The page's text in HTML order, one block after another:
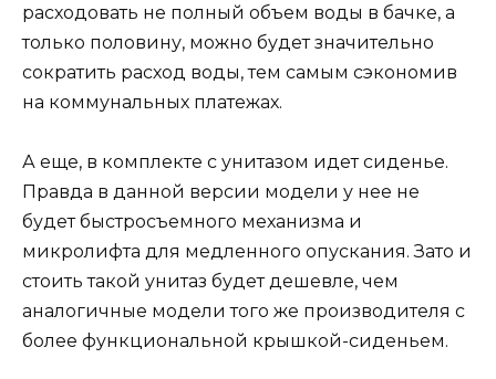
расходовать не полный объем воды в бачке, а
только половину, можно будет значительно
сократить расход воды, тем самым сэкономив
на коммунальных платежах.
А еще, в комплекте с унитазом идет сиденье.
Правда в данной версии модели у нее не
будет быстросъемного механизма и
микролифта для медленного опускания. Зато и
стоить такой унитаз будет дешевле, чем
аналогичные модели того же производителя с
более функциональной крышкой-сиденьем.